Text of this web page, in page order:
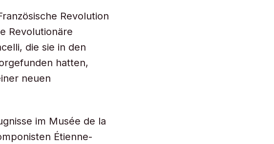
Revolution
Revolutionäre
die sie in den
hatten,
neuen
im Musée de la
Étienne-